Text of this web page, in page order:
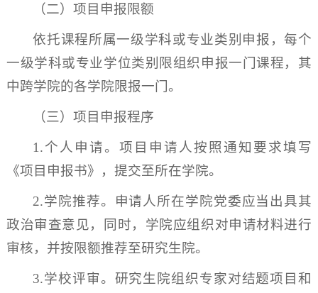
（二）项目申报限额
依托课程所属一级学科或专业类别申报，每个
一级学科或专业学位类别限组织申报一门课程，其
中跨学院的各学院限报一门。
（三）项目申报程序
1.个人申请。项目申请人按照通知要求填写
《项目申报书》，提交至所在学院。
2.学院推荐。申请人所在学院党委应当出具其
政治审查意见，同时，学院应组织对申请材料进行
审核，并按限额推荐至研究生院。
3.学校评审。研究生院组织专家对结题项目和